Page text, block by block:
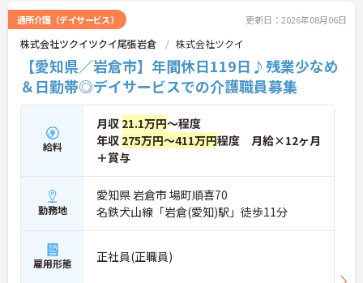
通所介護（デイサービス） 更新日：2026年08月06日
株式会社ツクイツクイ尾張岩倉 株式会社ツクイ
【愛知県／岩倉市】年間休日119日♪残業少なめ
＆日勤帯◎デイサービスでの介護職員募集
給料
月収 21.1万円～程度
年収 275万円～411万円程度 月給×12ヶ月
＋賞与
勤務地
愛知県 岩倉市 場町順喜70
名鉄犬山線「岩倉(愛知)駅」徒歩11分
雇用形態 正社員(正職員)